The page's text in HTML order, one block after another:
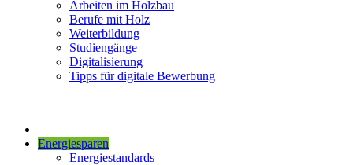
Arbeiten im Holzbau
Berufe mit Holz
Weiterbildung
Studiengänge
Digitalisierung
Tipps für digitale Bewerbung
Energiesparen
Energiestandards